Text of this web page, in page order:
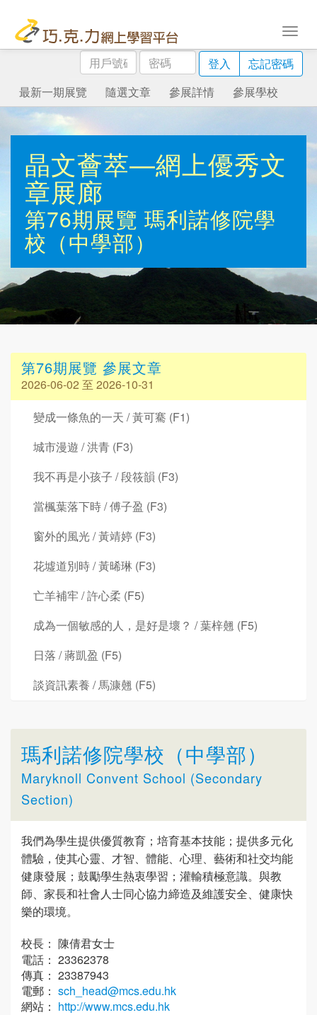
用
戶
號
碼
密
碼
登入
忘記密碼
最新一期展覽
隨選文章 參展詳情 參展學校
晶文薈萃—網上優秀文
章展廊
第76期展覽 瑪利諾修院學
校（中學部）
第76期展覽 參展文章
2026-06-02 至 2026-10-31
變成一條魚的一天 / 黃可騫 (F1)
城市漫遊 / 洪青 (F3)
我不再是小孩子 / 段筱韻 (F3)
當楓葉落下時 / 傅子盈 (F3)
窗外的風光 / 黃靖婷 (F3)
花墟道別時 / 黃晞琳 (F3)
亡羊補牢 / 許心柔 (F5)
成為一個敏感的人，是好是壞？ / 葉梓翹 (F5)
日落 / 蔣凱盈 (F5)
談資訊素養 / 馬漮翹 (F5)
瑪利諾修院學校（中學部）
Maryknoll Convent School (Secondary
Section)
我們為學生提供優質教育；培育基本技能；提供多元化
體驗，使其心靈、才智、體能、心理、藝術和社交均能
健康發展；鼓勵學生熱衷學習；灌輸積極意識。與教
師、家長和社會人士同心協力締造及維護安全、健康快
樂的環境。
校長： 陳倩君女士
電話： 23362378
傳真： 23387943
電郵： sch_head@mcs.edu.hk
網站： http://www.mcs.edu.hk